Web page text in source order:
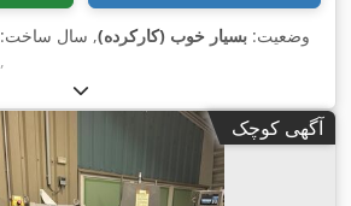
وضعیت: بسیار خوب (کارکرده), سال ساخت:
,
آگهی کوچک